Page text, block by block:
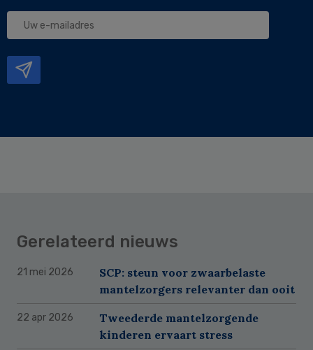
Uw
Gerelateerd nieuws
21 mei 2026
SCP: steun voor zwaarbelaste
mantelzorgers relevanter dan ooit
22 apr 2026
Tweederde mantelzorgende
kinderen ervaart stress